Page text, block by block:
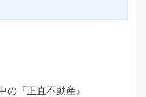
の『正直不動産』